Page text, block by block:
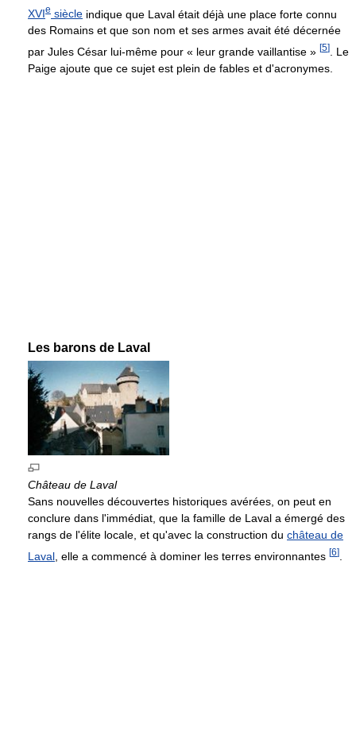
XVIe siècle indique que Laval était déjà une place forte connu
des Romains et que son nom et ses armes avait été décernée
par Jules César lui-même pour « leur grande vaillantise » [5]
. Le
Paige ajoute que ce sujet est plein de fables et d'acronymes.
Les barons de Laval
Château de Laval
Sans nouvelles découvertes historiques avérées, on peut en
conclure dans l'immédiat, que la famille de Laval a émergé des
rangs de l'élite locale, et qu'avec la construction du château de
Laval , elle a commencé à dominer les terres environnantes [6]